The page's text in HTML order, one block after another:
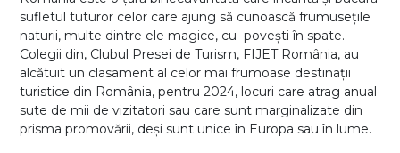
sufletul tuturor celor care ajung să cunoască frumusețile
naturii, multe dintre ele magice, cu povești în spate.
Colegii din, Clubul Presei de Turism, FIJET România, au
alcătuit un clasament al celor mai frumoase destinații
turistice din România, pentru 2024, locuri care atrag anual
sute de mii de vizitatori sau care sunt marginalizate din
prisma promovării, deși sunt unice în Europa sau în lume.